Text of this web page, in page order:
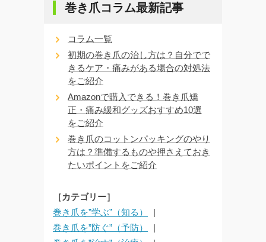
巻き爪コラム最新記事
コラム一覧
初期の巻き爪の治し方は？自分でで
きるケア・痛みがある場合の対処法
をご紹介
Amazonで購入できる！巻き爪矯
正・痛み緩和グッズおすすめ10選
をご紹介
巻き爪のコットンパッキングのやり
方は？準備するものや押さえておき
たいポイントをご紹介
［カテゴリー］
巻き爪を”学ぶ”（知る）
巻き爪を”防ぐ”（予防）